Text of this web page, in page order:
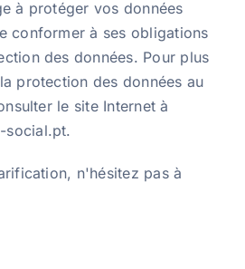
à protéger vos données
conformer à ses obligations
des données. Pour plus
protection des données au
le site Internet à
social.pt.
n'hésitez pas à